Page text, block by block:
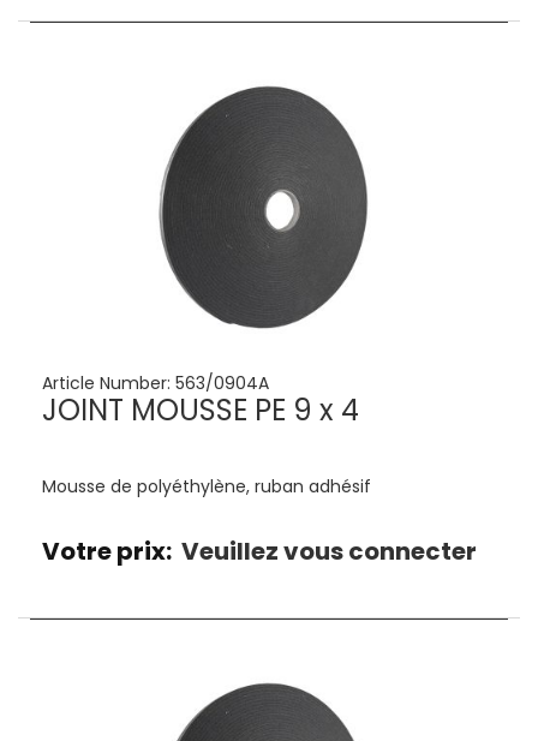
Article Number: 563/0904A
JOINT MOUSSE PE 9 x 4
Mousse de polyéthylène, ruban adhésif
Votre prix: Veuillez vous connecter